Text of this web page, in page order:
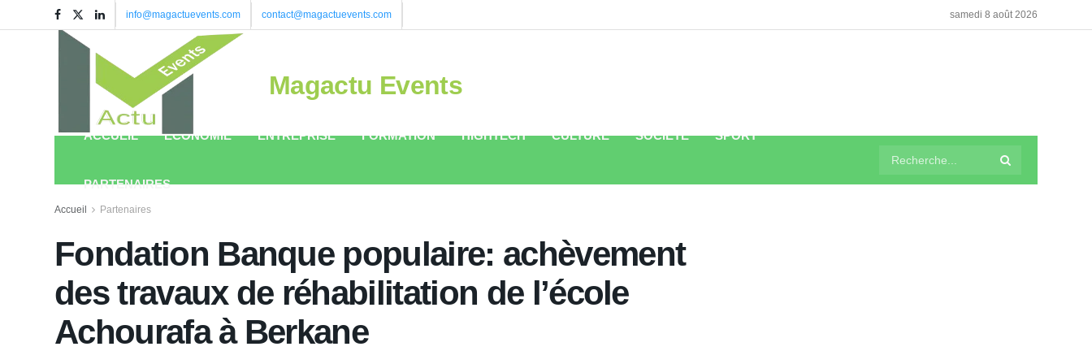
info@magactuevents.com contact@magactuevents.com samedi 8 août 2026
Magactu Events
ACCUEIL ÉCONOMIE ENTREPRISE FORMATION HIGHTECH CULTURE SOCIÉTÉ SPORT
PARTENAIRES
Accueil Partenaires
Fondation Banque populaire: achèvement
des travaux de réhabilitation de l’école
Achourafa à Berkane